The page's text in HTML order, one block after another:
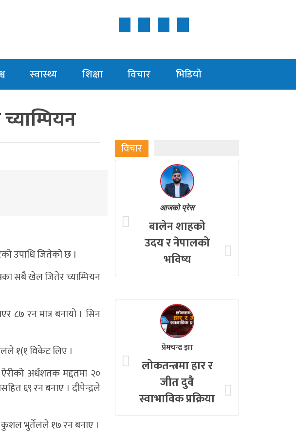
स्वास्थ्य शिक्षा विचार भिडियाे
उपाधि जितेको छ ।
सबै खेल जितेर च्याम्पियन
रन मात्र बनायो । सिन
१(१ विकेट लिए ।
अर्धशतक मद्दतमा २०
६९ रन बनाए । दीपेन्द्रले
कुशल भुर्तेलले १७ रन बनाए ।
विचार
आजको प्रेस
बालेन शाहको
उदय र नेपालको
भविष्य
प्रेमचन्द्र झा
लोकतन्त्रमा हार र
जीत दुवै
स्वाभाविक प्रक्रिया